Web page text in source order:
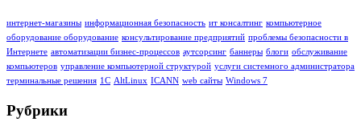
интернет-магазины информационная безопасность ит консалтинг компьютерное
оборудование оборудование консультирование предприятий проблемы безопасности в
Интернете автоматизации бизнес-процессов аутсорсинг баннеры блоги обслуживание
компьютеров управление компьютерной структурой услуги системного администратора
терминальные решения 1C AltLinux ICANN web сайты Windows 7
Рубрики